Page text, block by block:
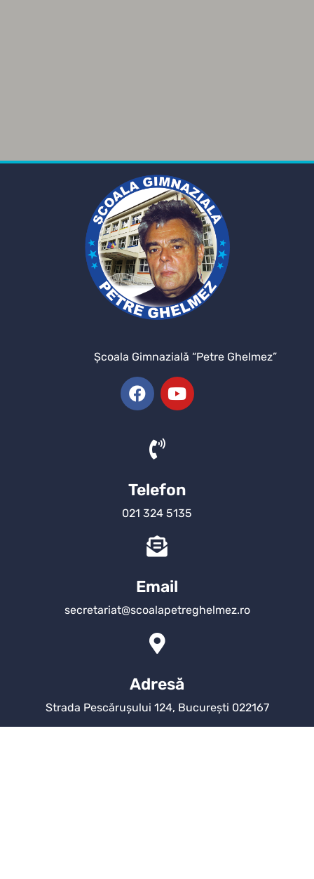
Şcoala Gimnazială “Petre Ghelmez”
Telefon
021 324 5135
Email
secretariat@scoalapetreghelmez.ro
Adresă
Strada Pescărușului 124, București 022167